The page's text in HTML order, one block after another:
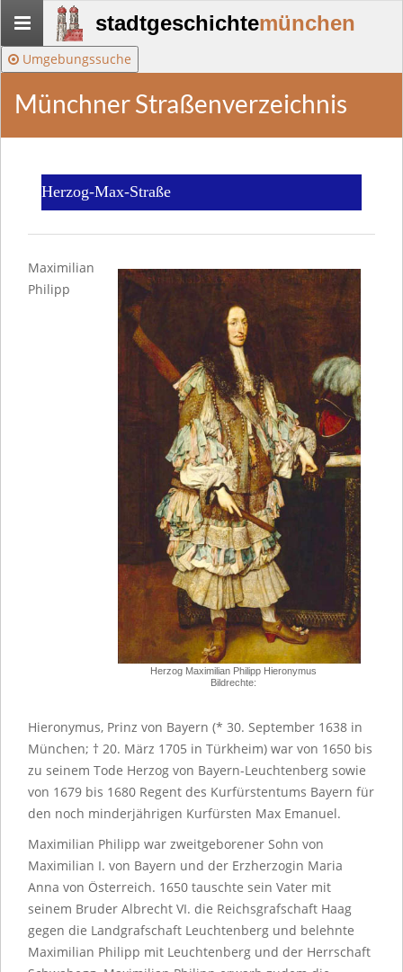
Stadtgeschichte-
München
stadtgeschichtemünchen
Umgebungssuche
Münchner Straßenverzeichnis
Herzog-Max-Straße
Herzog Maximilian Philipp Hieronymus
Bildrechte:
Maximilian
Philipp
Hieronymus, Prinz von Bayern (* 30. September 1638 in
München; † 20. März 1705 in Türkheim) war von 1650 bis
zu seinem Tode Herzog von Bayern-Leuchtenberg sowie
von 1679 bis 1680 Regent des Kurfürstentums Bayern für
den noch minderjährigen Kurfürsten Max Emanuel.
Maximilian Philipp war zweitgeborener Sohn von
Maximilian I. von Bayern und der Erzherzogin Maria
Anna von Österreich. 1650 tauschte sein Vater mit
seinem Bruder Albrecht VI. die Reichsgrafschaft Haag
gegen die Landgrafschaft Leuchtenberg und belehnte
Maximilian Philipp mit Leuchtenberg und der Herrschaft